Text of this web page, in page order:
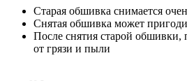
Старая обшивка снимается
Снятая обшивка может
После снятия старой обшивки,
от грязи и пыли